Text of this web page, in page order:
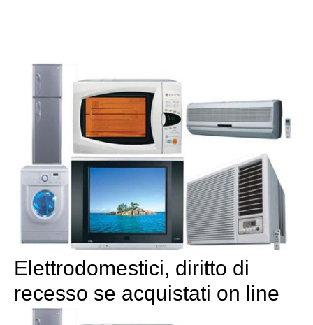
Elettrodomestici, diritto di
recesso se acquistati on line